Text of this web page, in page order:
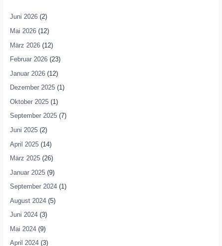
Juni 2026(2)
Mai 2026(12)
März 2026(12)
Februar 2026(23)
Januar 2026(12)
Dezember 2025(1)
Oktober 2025(1)
September 2025(7)
Juni 2025(2)
April 2025(14)
März 2025(26)
Januar 2025(9)
September 2024(1)
August 2024(5)
Juni 2024(3)
Mai 2024(9)
April 2024(3)